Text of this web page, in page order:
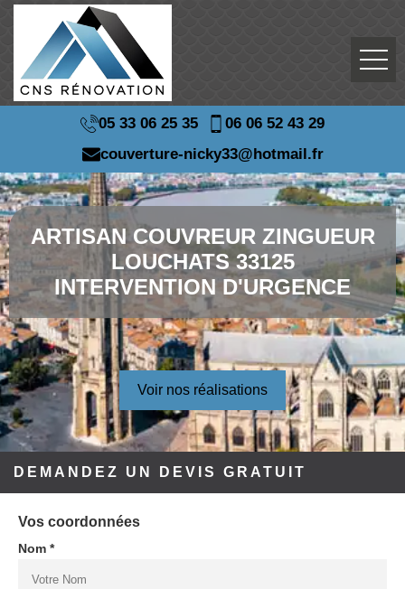
05 33 06 25 35
06 06 52 43 29
couverture-nicky33@hotmail.fr
ARTISAN COUVREUR ZINGUEUR
LOUCHATS 33125
INTERVENTION D'URGENCE
Voir nos réalisations
DEMANDEZ UN DEVIS GRATUIT
Vos coordonnées
Nom *